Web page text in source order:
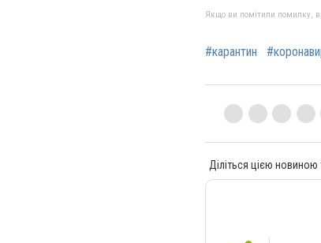
Якщо ви помітили помилку,
#карантин
Діліться цією новиною